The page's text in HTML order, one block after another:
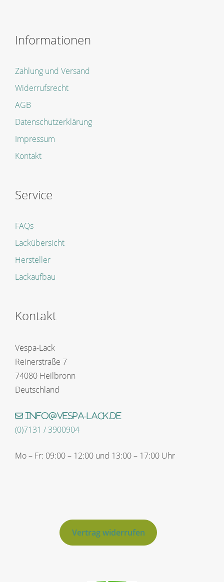
Informationen
Zahlung und Versand
Widerrufsrecht
AGB
Datenschutzerklärung
Impressum
Kontakt
Service
FAQs
Lackübersicht
Hersteller
Lackaufbau
Kontakt
Vespa-Lack
Reinerstraße 7
74080 Heilbronn
Deutschland
info@vespa-lack.de
(0)7131 / 3900904
Mo – Fr: 09:00 – 12:00 und 13:00 – 17:00 Uhr
Vertrag widerrufen